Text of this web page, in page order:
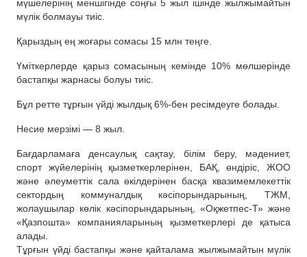
мүшелерінің меншігінде соңғы 5 жыл ішінде жылжымайтын
мүлік болмауы тиіс.
Қарыздың ең жоғары сомасы 15 млн теңге.
Үміткерлерде қарыз сомасының кемінде 10% мөлшерінде
бастапқы жарнасы болуы тиіс.
Бұл ретте тұрғын үйді жылдық 6%-бен ресімдеуге болады.
Несие мерзімі — 8 жыл.
Бағдарламаға денсаулық сақтау, білім беру, мәдениет,
спорт жүйелерінің қызметкерлерінен, БАҚ, өндіріс, ЖОО
және әлеуметтік сала өкілдерінен басқа квазимемлекеттік
сектордың коммуналдық кәсіпорындарының, ТЖМ,
жолаушылар көлік кәсіпорындарының, «Оқжетпес-Т» және
«Қазпошта» компанияларының қызметкерлері де қатыса
алады.
Тұрғын үйді бастапқы және қайталама жылжымайтын мүлік